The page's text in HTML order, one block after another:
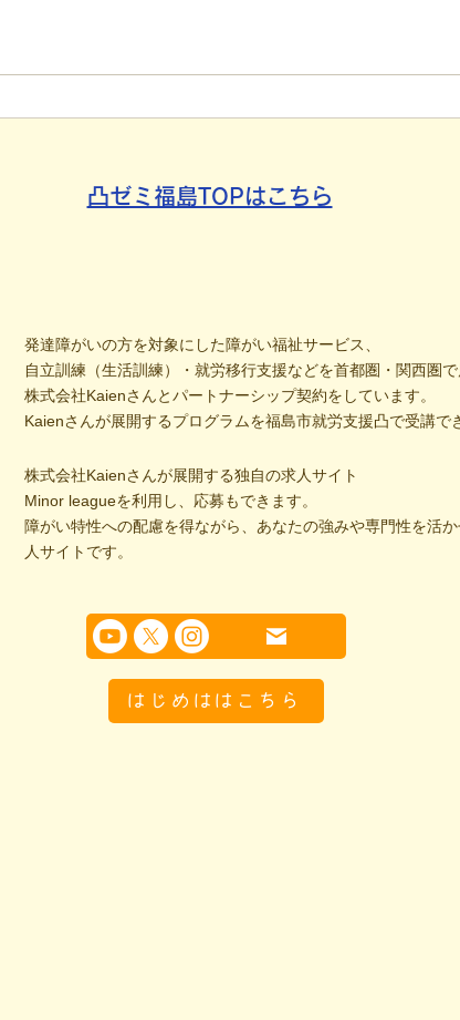
たかい輪
分
凸ゼミ福島TOPはこちら
発達障がいの方を対象にした障がい福祉サービス、
自立訓練（生活訓練）・就労移行支援などを首都圏・関西圏
株式会社Kaienさんとパートナーシップ契約をしています。
Kaienさんが展開するプログラムを福島市就労支援凸で受講で
株式会社Kaienさんが展開する独自の求人サイト
Minor leagueを利用し、応募もできます。
障がい特性への配慮を得ながら、あなたの強みや専門性を活
人サイトです。
はじめははこちら